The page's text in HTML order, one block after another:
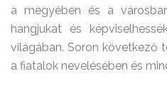
a megyében és a
hangjukat és
világában. Soron következő
a fiatalok nevelésében és